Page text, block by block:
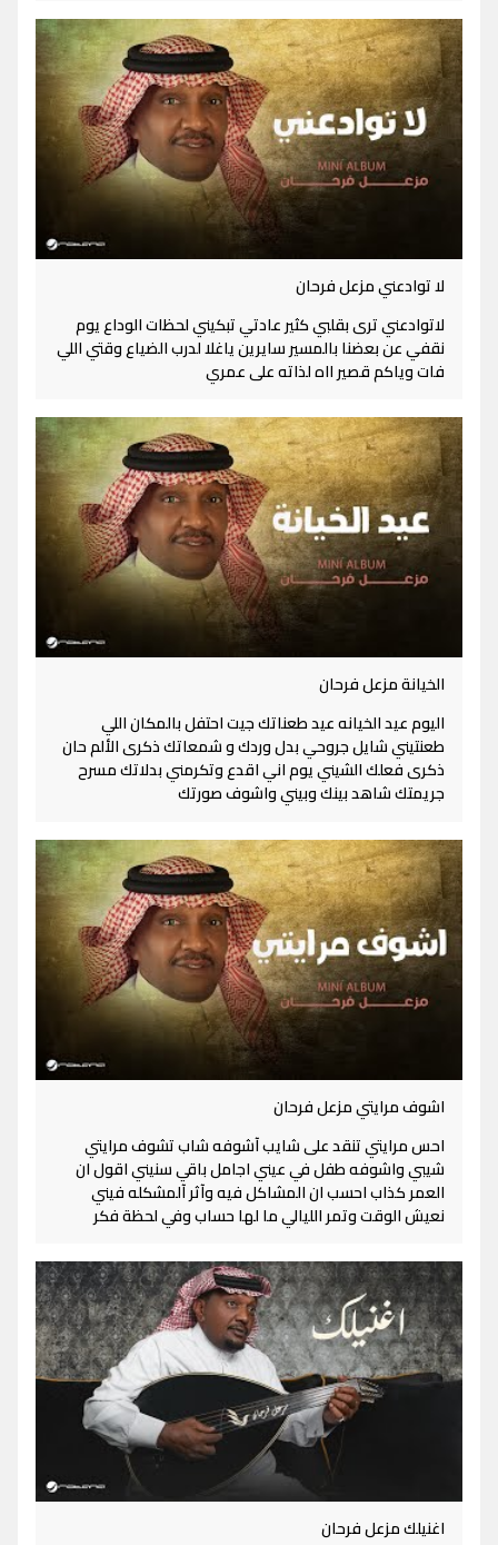
لا توادعني مزعل فرحان
لاتوادعني ترى بقلبي كثير عادتي تبكيني لحظات الوداع يوم
نقفي عن بعضنا بالمسير سايرين ياغلا لدرب الضياع وقتي اللي
فات وياكم قصير ااه لذاته على عمري
الخيانة مزعل فرحان
اليوم عيد الخيانه عيد طعناتك جيت احتفل بالمكان اللي
طعنتيني شايل جروحي بدل وردك و شمعاتك ذكرى الألم حان
ذكرى فعلك الشيني يوم اني اقدع وتكرمني بدلاتك مسرح
جريمتك شاهد بينك وبيني واشوف صورتك
اشوف مرايتي مزعل فرحان
احس مرايتي تنقد على شايب آشوفه شاب تشوف مرايتي
شيبي واشوفه طفل في عيني اجامل باقي سنيني اقول ان
العمر كذاب احسب ان المشاكل فيه وآثر آلمشكله فيني
نعيش الوقت وتمر الليالي ما لها حساب وفي لحظة فكر
اغنيلك مزعل فرحان